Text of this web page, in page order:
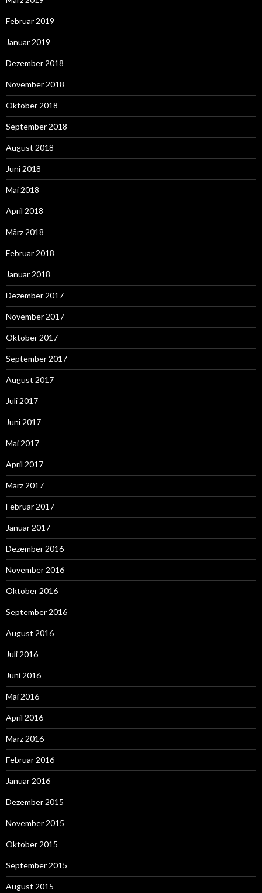
Februar 2019
Januar 2019
Dezember 2018
November 2018
Oktober 2018
September 2018
August 2018
Juni 2018
Mai 2018
April 2018
März 2018
Februar 2018
Januar 2018
Dezember 2017
November 2017
Oktober 2017
September 2017
August 2017
Juli 2017
Juni 2017
Mai 2017
April 2017
März 2017
Februar 2017
Januar 2017
Dezember 2016
November 2016
Oktober 2016
September 2016
August 2016
Juli 2016
Juni 2016
Mai 2016
April 2016
März 2016
Februar 2016
Januar 2016
Dezember 2015
November 2015
Oktober 2015
September 2015
August 2015